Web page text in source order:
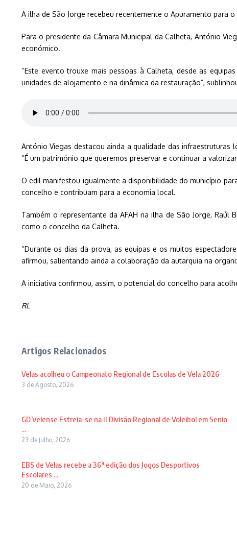
A ilha de São Jorge recebeu recentemente o Apuramento para
Para o presidente da Câmara Municipal da Calheta, António
económico.
“Este evento trouxe mais pessoas à Calheta, desde as
unidades de alojamento e na dinâmica da restauração”,
António Viegas destacou ainda a qualidade das infraestruturas
“É um património que queremos preservar e continuar a
O edil manifestou igualmente a disponibilidade do município
concelho e contribuam para a economia local.
Também o representante da AFAH na ilha de São Jorge,
como o concelho da Calheta.
“Durante os dias da prova, as equipas e os muitos
afirmou, salientando ainda a colaboração da autarquia na
A iniciativa confirmou, assim, o potencial do concelho para
RL
Artigos Relacionados
Velas acolheu o Campeonato Regional de Escolas de Vela 2026
3 de Agosto, 2026
GD Velense Estreia-se na II Divisão Regional de Voleibol em Senio
...
23 de Julho, 2026
EBS de Velas recebe a 36ª edição dos Jogos Desportivos
Escolares ...
20 de Maio, 2026